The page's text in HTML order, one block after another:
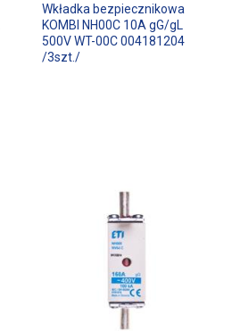
Wkładka bezpiecznikowa
KOMBI NH00C 10A gG/gL
500V WT-00C 004181204
/3szt./